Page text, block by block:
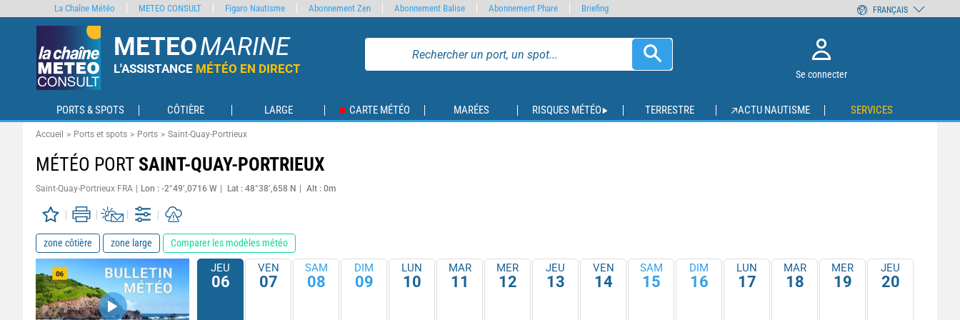
METEOMARINE
L'ASSISTANCE MÉTÉO EN DIRECT Se connecter
PORTS & SPOTS CÔTIÈRE LARGE CARTE MÉTÉO MARÉES RISQUES MÉTÉO TERRESTRE ACTU NAUTISME SERVICES
Accueil Ports et spots Ports Saint-Quay-Portrieux
MÉTÉO PORT SAINT-QUAY-PORTRIEUX
Saint-Quay-Portrieux FRA Lon : -2°49’,0716 W Lat : 48°38’,658 N Alt : 0m
zone côtière zone large Comparer les modèles météo
JEU
06
VEN
07
SAM
08
DIM
09
LUN
10
MAR
11
MER
12
JEU
13
VEN
14
SAM
15
DIM
16
LUN
17
MAR
18
MER
19
JEU
20
La Chaîne Météo METEO CONSULT Figaro Nautisme Abonnement Zen Abonnement Balise Abonnement Phare Briefing FRANÇAIS